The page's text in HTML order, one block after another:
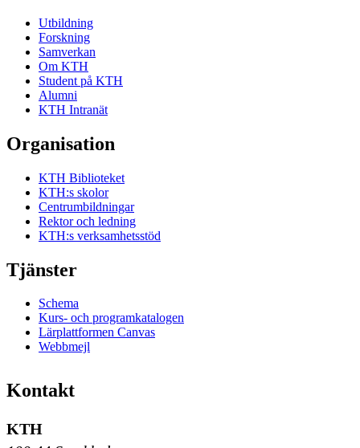
Utbildning
Forskning
Samverkan
Om KTH
Student på KTH
Alumni
KTH Intranät
Organisation
KTH Biblioteket
KTH:s skolor
Centrumbildningar
Rektor och ledning
KTH:s verksamhetsstöd
Tjänster
Schema
Kurs- och programkatalogen
Lärplattformen Canvas
Webbmejl
Kontakt
KTH